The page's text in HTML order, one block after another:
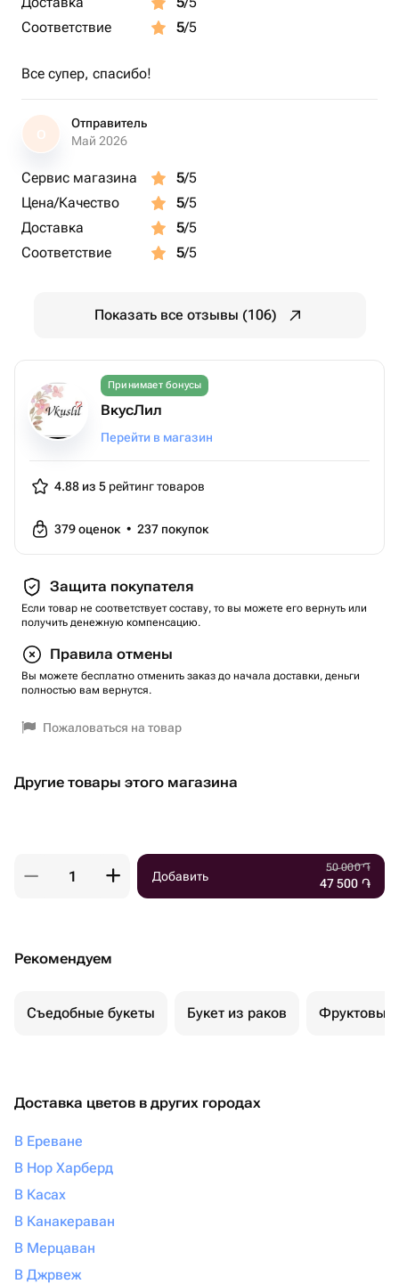
Соответствие
5/5
Все супер, спасибо!
О
Отправитель
Май 2026
Сервис магазина 5/5
Цена/Качество
5/5
Доставка
5/5
Соответствие
5/5
Показать все отзывы (106)
Принимает бонусы
ВкусЛил
Перейти в магазин
4.88 из 5 рейтинг товаров
379оценок • 237 покупок
Защита покупателя
Если товар не соответствует составу, то вы можете его вернуть или
получить денежную компенсацию.
Правила отмены
Вы можете бесплатно отменить заказ до начала доставки, деньги
полностью вам вернутся.
Пожаловаться на товар
Другие товары этого магазина
Добавить
50 000֏
47 500 ֏
Рекомендуем
Съедобные букеты Букет из раков Фруктовый
Доставка цветов в других городах
В Ереване
В Нор Харберд
В Касах
В Канакераван
В Мерцаван
В Джрвеж